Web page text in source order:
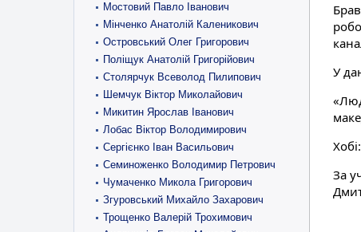
Мостовий Павло Іванович
Мінченко Анатолій Каленикович
Островський Олег Григорович
Поліщук Анатолій Григорійович
Столярчук Всеволод Пилипович
Шемчук Віктор Миколайович
Микитин Ярослав Іванович
Лобас Віктор Володимирович
Сергієнко Іван Васильович
Семиноженко Володимир Петрович
Чумаченко Микола Григорович
Згуровський Михайло Захарович
Трощенко Валерій Трохимович
У
За